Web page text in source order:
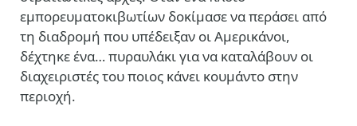
εμπορευματοκιβωτίων δοκίμασε να περάσει από
τη διαδρομή που υπέδειξαν οι Αμερικάνοι,
δέχτηκε ένα… πυραυλάκι για να καταλάβουν οι
διαχειριστές του ποιος κάνει κουμάντο στην
περιοχή.